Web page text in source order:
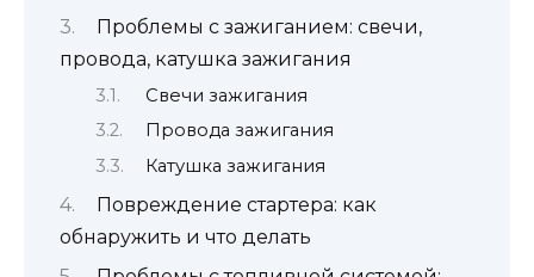
Проблемы с зажиганием: свечи,
провода, катушка зажигания
Свечи зажигания
Провода зажигания
Катушка зажигания
Повреждение стартера: как
обнаружить и что делать